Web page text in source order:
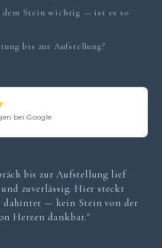
dem Stein wichtig — ist es so
bis zur Aufstellung?
bei Google
bis zur Aufstellung lief
zuverlässig. Hier steckt
dahinter — kein Stein von der
Herzen dankbar."